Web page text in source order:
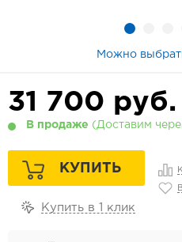
Можно
31 700 руб.
В продаже (Доставим
КУПИТЬ
Купить в 1 клик